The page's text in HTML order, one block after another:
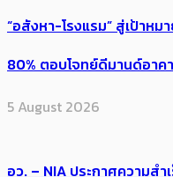
“อสังหา-โรงแรม” สู่เป้าห
80% ตอบโจทย์ดีมานด์อาค
5 August 2026
อว. – NIA ประกาศความส